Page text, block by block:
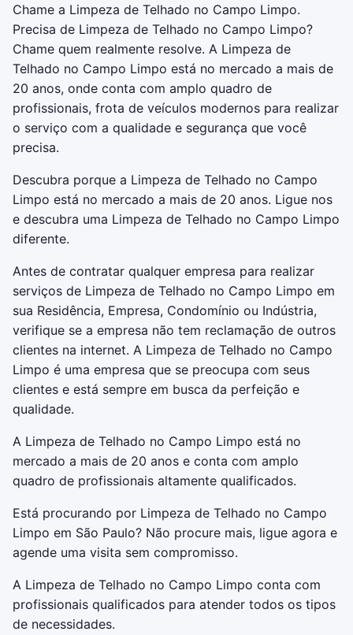
Chame a Limpeza de Telhado no Campo Limpo.
Precisa de Limpeza de Telhado no Campo Limpo?
Chame quem realmente resolve. A Limpeza de
Telhado no Campo Limpo está no mercado a mais de
20 anos, onde conta com amplo quadro de
profissionais, frota de veículos modernos para realizar
o serviço com a qualidade e segurança que você
precisa.
Descubra porque a Limpeza de Telhado no Campo
Limpo está no mercado a mais de 20 anos. Ligue nos
e descubra uma Limpeza de Telhado no Campo Limpo
diferente.
Antes de contratar qualquer empresa para realizar
serviços de Limpeza de Telhado no Campo Limpo em
sua Residência, Empresa, Condomínio ou Indústria,
verifique se a empresa não tem reclamação de outros
clientes na internet. A Limpeza de Telhado no Campo
Limpo é uma empresa que se preocupa com seus
clientes e está sempre em busca da perfeição e
qualidade.
A Limpeza de Telhado no Campo Limpo está no
mercado a mais de 20 anos e conta com amplo
quadro de profissionais altamente qualificados.
Está procurando por Limpeza de Telhado no Campo
Limpo em São Paulo? Não procure mais, ligue agora e
agende uma visita sem compromisso.
A Limpeza de Telhado no Campo Limpo conta com
profissionais qualificados para atender todos os tipos
de necessidades.